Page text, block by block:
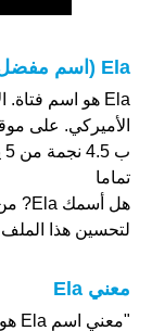
Ela (اسم مفضل)
تماما
هل أسمك Ela? من فضلك اجب على
لتحسين هذا
معني Ela
"معني اسم Ela هو : "نبل ونبيلة